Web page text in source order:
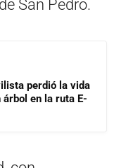
San Pedro.
perdió la vida
en la ruta E-